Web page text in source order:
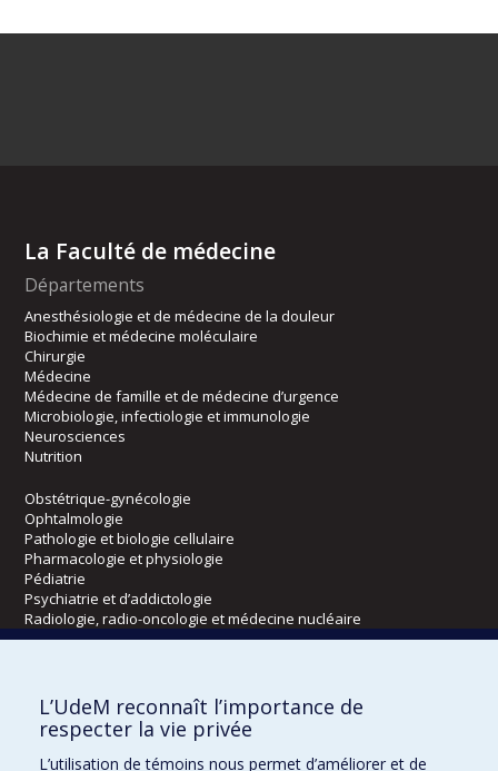
La Faculté de médecine
Départements
Anesthésiologie et de médecine de la douleur
Biochimie et médecine moléculaire
Chirurgie
Médecine
Médecine de famille et de médecine d’urgence
Microbiologie, infectiologie et immunologie
Neurosciences
Nutrition
Obstétrique-gynécologie
Ophtalmologie
Pathologie et biologie cellulaire
Pharmacologie et physiologie
Pédiatrie
Psychiatrie et d’addictologie
Radiologie, radio-oncologie et médecine nucléaire
Écoles
Kinésiologie et des sciences de l’activité physique
Orthophonie et audiologie
Réadaptation
L’UdeM reconnaît l’importance de
respecter la vie privée
L’utilisation de témoins nous permet d’améliorer et de